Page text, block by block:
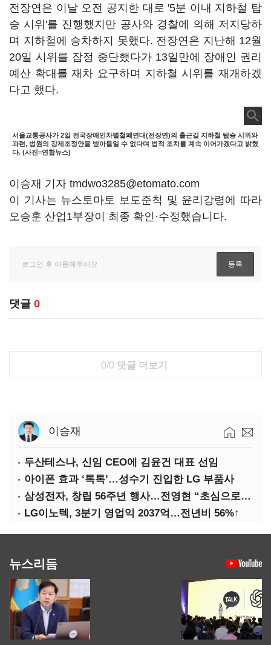
전장연은 이날 오전 공지한 대로 '5분 이내 지하철 탑
승 시위'를 진행했지만 공사와 경찰에 의해 저지당하
며 지하철에 승차하지 못했다. 전장연은 지난해 12월
20일 시위를 잠정 중단했다가 13일만에 장애인 권리
예산 확대를 재차 요구하며 지하철 시위를 재개하겠
다고 했다.
서울교통공사가 2일 전국장애인차별철폐연대(전장연)의 출근길 지하철 탑승 시위와
과련, 법원의 강제조정안을 받아들일 수 없다며 법적 조치를 계속 이어가겠다고 밝혔
다. (사진=연합뉴스)
이승재 기자 tmdwo3285@etomato.com
이 기사는 뉴스토마토 보도준칙 및 윤리강령에 따라
오승훈 산업1부장이 최종 확인·수정했습니다.
댓글 0
0/0 댓글 더보기
이승재
두산테스나, 신임 CEO에 김윤건 대표 선임
아이폰 효과 ‘톡톡’…성수기 진입한 LG 부품사
삼성전자, 창립 56주년 행사…전영현 “초심으로 경쟁력 회복해야”
LG이노텍, 3분기 영업익 2037억…전년비 56%↑
뉴스리듬